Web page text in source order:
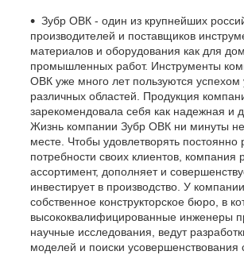
Зубр ОВК - один из крупнейших
производителей и поставщиков
материалов и оборудования как для
промышленных работ. Инструменты
ОВК уже много лет пользуются успехом
различных областей. Продукция
зарекомендовала себя как надежная и
Жизнь компании Зубр ОВК ни минуты не
месте. Чтобы удовлетворять постоянно
потребности своих клиентов, компания
ассортимент, дополняет и
инвестирует в производство. У
собственное конструкторское бюро, в
высококвалифицированные инженеры
научные исследования, ведут
моделей и поиски усовершенствования